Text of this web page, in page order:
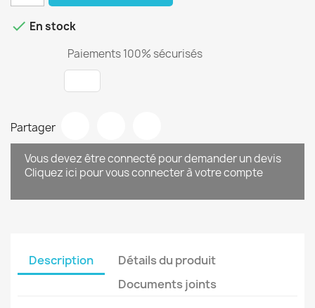
 En stock
Paiements 100% sécurisés
Partager
Vous devez être connecté pour demander un devis
Cliquez ici pour vous connecter à votre compte
Description
Détails du produit
Documents joints